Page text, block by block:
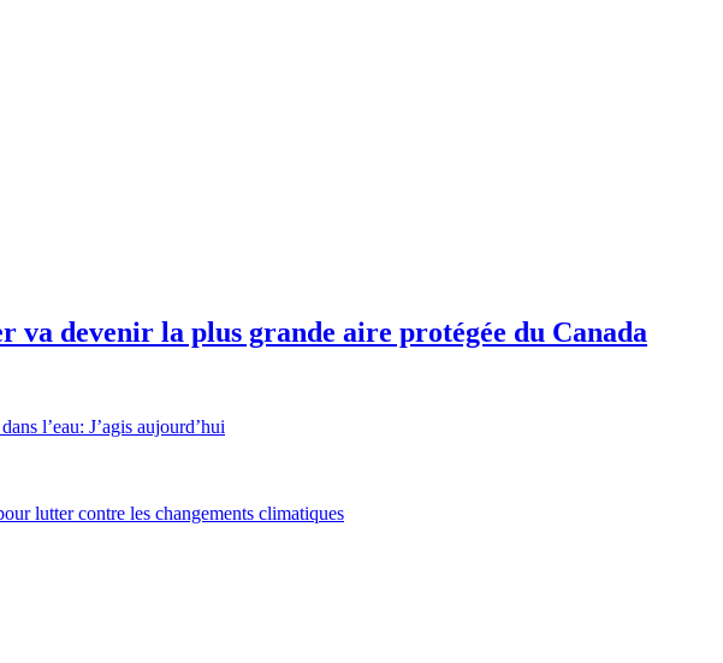
va devenir la plus grande aire protégée du Canada
l’eau: J’agis aujourd’hui
lutter contre les changements climatiques